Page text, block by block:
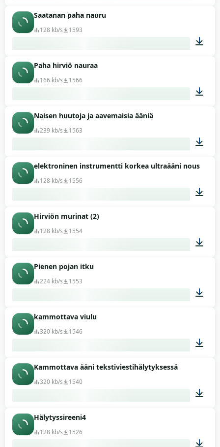
Saatanan paha nauru
128 kb/s 1593
Paha hirviö nauraa
166 kb/s 1566
Naisen huutoja ja aavemaisia ääniä
239 kb/s 1563
09:12
elektroninen instrumentti korkea ultraääni nouseva
128 kb/s 1556
Hirviön murinat (2)
128 kb/s 1554
Pienen pojan itku
224 kb/s 1553
kammottava viulu
320 kb/s 1546
Kammottava ääni tekstiviestihälytyksessä
320 kb/s 1540
Hälytyssireeni4
128 kb/s 1526